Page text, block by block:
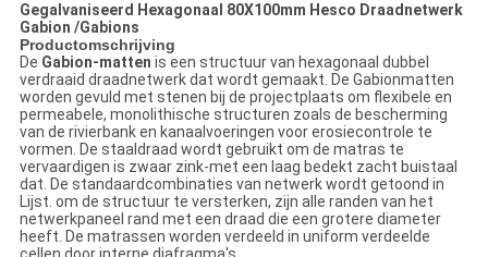
Gegalvaniseerd Hexagonaal 80X100mm Hesco Draadnetwerk
Gabion /Gabions
Productomschrijving
De Gabion-matten is een structuur van hexagonaal dubbel
verdraaid draadnetwerk dat wordt gemaakt. De Gabionmatten
worden gevuld met stenen bij de projectplaats om flexibele en
permeabele, monolithische structuren zoals de bescherming
van de rivierbank en kanaalvoeringen voor erosiecontrole te
vormen. De staaldraad wordt gebruikt om de matras te
vervaardigen is zwaar zink-met een laag bedekt zacht buistaal
dat. De standaardcombinaties van netwerk wordt getoond in
Lijst. om de structuur te versterken, zijn alle randen van het
netwerkpaneel rand met een draad die een grotere diameter
heeft. De matrassen worden verdeeld in uniform verdeelde